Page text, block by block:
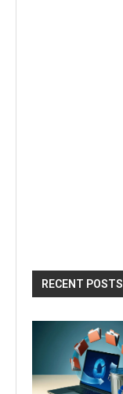
RECENT POSTS